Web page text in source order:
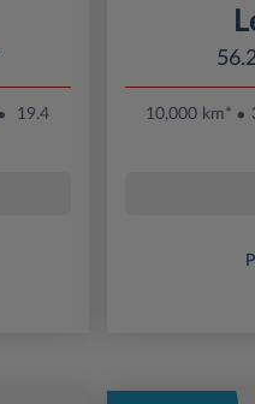
19.4
10,000 km*